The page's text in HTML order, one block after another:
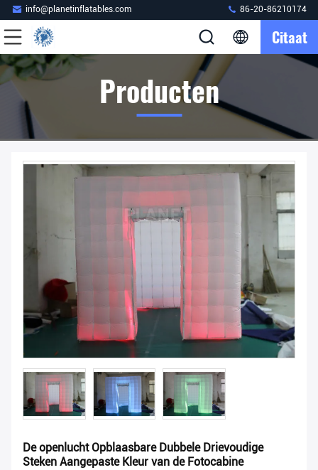
info@planetinflatables.com 86-20-86210174
Citaat
Producten
De openlucht Opblaasbare Dubbele Drievoudige
Steken Aangepaste Kleur van de Fotocabine